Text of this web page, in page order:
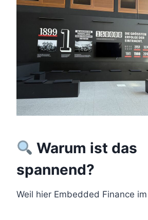
Warum ist das
spannend?
Weil hier Embedded Finance